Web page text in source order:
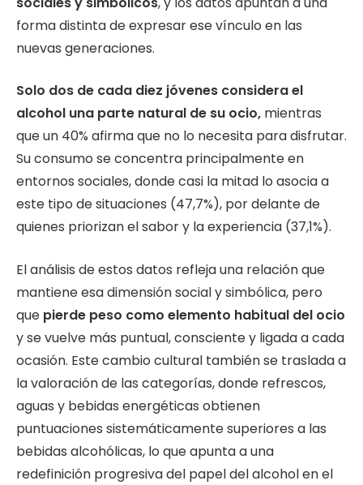
forma distinta de expresar ese vínculo en las
nuevas generaciones.
Solo dos de cada diez jóvenes considera el
alcohol una parte natural de su ocio, mientras
que un 40% afirma que no lo necesita para disfrutar.
Su consumo se concentra principalmente en
entornos sociales, donde casi la mitad lo asocia a
este tipo de situaciones (47,7%), por delante de
quienes priorizan el sabor y la experiencia (37,1%).
El análisis de estos datos refleja una relación que
mantiene esa dimensión social y simbólica, pero
que pierde peso como elemento habitual del ocio
y se vuelve más puntual, consciente y ligada a cada
ocasión. Este cambio cultural también se traslada a
la valoración de las categorías, donde refrescos,
aguas y bebidas energéticas obtienen
puntuaciones sistemáticamente superiores a las
bebidas alcohólicas, lo que apunta a una
redefinición progresiva del papel del alcohol en el